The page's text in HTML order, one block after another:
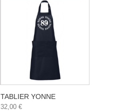
TABLIER YONNE
32,00 €